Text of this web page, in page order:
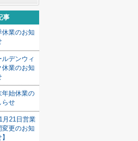
事
休業のお知
ルデンウィ
休業のお知
年始休業の
らせ
月21日営業
変更のお知